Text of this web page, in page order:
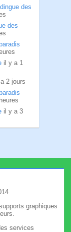
des
des
il y a 1
2 jours
il y a 3
graphiques
services